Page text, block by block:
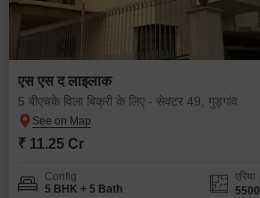
एस एस द लाइलाक
5 बीएचके विला बिक्री के लिए - सेक्टर 49, गुड़गांव
₹ 11.25 Cr
Config
5 BHK + 5 Bath
एरिया
5500